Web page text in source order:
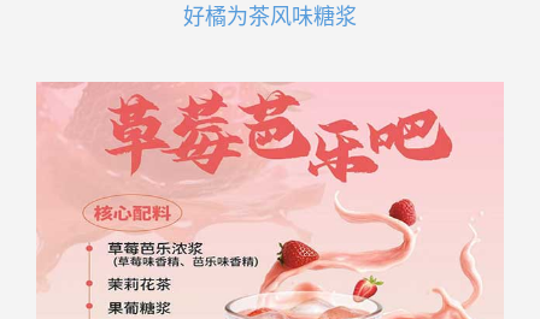
好橘为茶风味糖浆